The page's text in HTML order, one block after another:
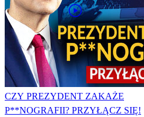
CZY PREZYDENT ZAKAŻE
P**NOGRAFII? PRZYŁĄCZ SIĘ!